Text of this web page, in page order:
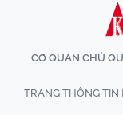
CƠ QUAN CHỦ
TRANG THÔNG TIN